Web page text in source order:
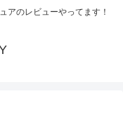
アのレビューやってます！